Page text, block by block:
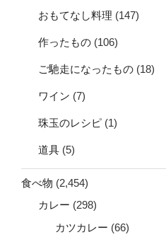
おもてなし料理 (147)
作ったもの (106)
ご馳走になったもの (18)
ワイン (7)
珠玉のレシピ (1)
道具 (5)
食べ物 (2,454)
カレー (298)
カツカレー (66)